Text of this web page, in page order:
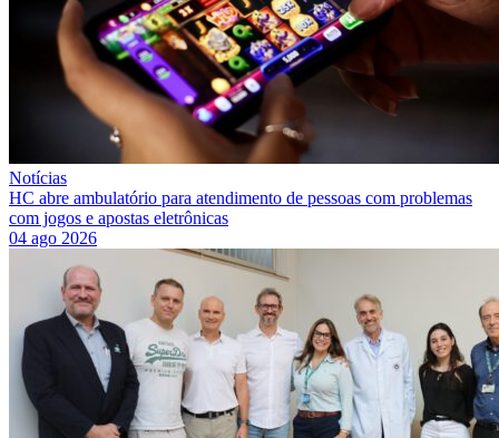
Notícias
HC abre ambulatório para atendimento de pessoas com problemas
com jogos e apostas eletrônicas
04 ago 2026